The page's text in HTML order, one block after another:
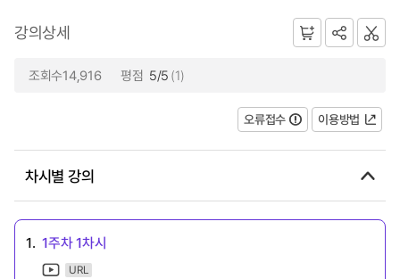
강의상세
조회수14,916 평점 5/5 (1)
오류접수 이용방법
차시별 강의
1. 1주차 1차시
URL